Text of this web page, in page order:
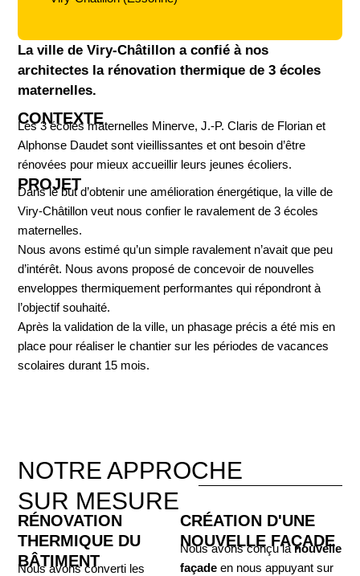
La ville de Viry-Châtillon a confié à nos
architectes la rénovation thermique de 3 écoles
maternelles.
CONTEXTE
Les 3 écoles maternelles Minerve, J.-P. Claris de Florian et
Alphonse Daudet sont vieillissantes et ont besoin d’être
rénovées pour mieux accueillir leurs jeunes écoliers.
PROJET
Dans le but d’obtenir une amélioration énergétique, la ville de
Viry-Châtillon veut nous confier le ravalement de 3 écoles
maternelles.
Nous avons estimé qu’un simple ravalement n’avait que peu
d’intérêt. Nous avons proposé de concevoir de nouvelles
enveloppes thermiquement performantes qui répondront à
l’objectif souhaité.
Après la validation de la ville, un phasage précis a été mis en
place pour réaliser le chantier sur les périodes de vacances
scolaires durant 15 mois.
NOTRE APPROCHE
SUR MESURE
RÉNOVATION
THERMIQUE DU
BÂTIMENT
Nous avons converti les
CRÉATION D'UNE
NOUVELLE FAÇADE
Nous avons conçu lanouvelle
façade en nous appuyant sur